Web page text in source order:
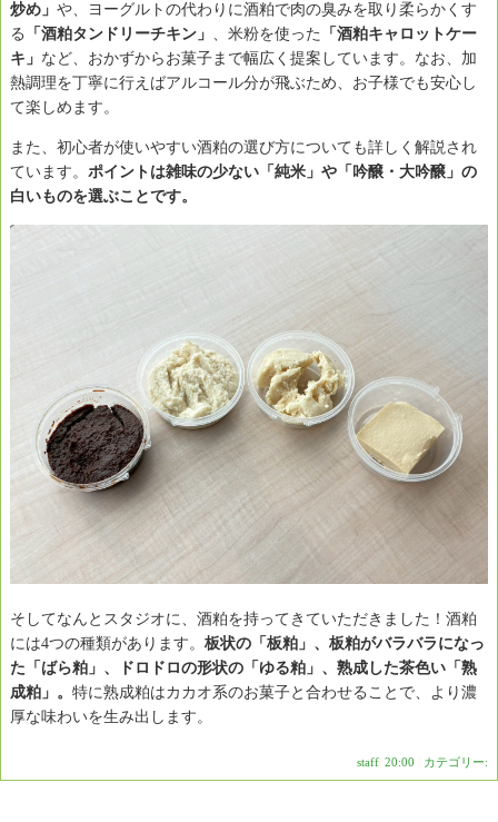
炒め」 や、ヨーグルトの代わりに酒粕で肉の臭みを取り柔らかくす
る
「酒粕タンドリーチキン」 、米粉を使った
「酒粕キャロットケー
キ」 など、おかずからお菓子まで幅広く提案しています。なお、加
熱調理を丁寧に行えばアルコール分が飛ぶため、お子様でも安心し
て楽しめます。
また、初心者が使いやすい酒粕の選び方についても詳しく解説され
ています。 ポイントは雑味の少ない「純米」や「吟醸・大吟醸」の
白いものを選ぶことです。
そしてなんとスタジオに、酒粕を持ってきていただきました！酒粕
には4つの種類があります。 板状の「板粕」、板粕がバラバラになっ
た「ばら粕」、ドロドロの形状の「ゆる粕」、熟成した茶色い「熟
成粕」。 特に熟成粕はカカオ系のお菓子と合わせることで、より濃
厚な味わいを生み出します。
staff 20:00 カテゴリー: